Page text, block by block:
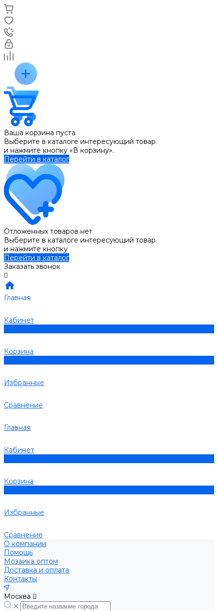
Ваша корзина пуста
Выберите в каталоге интересующий товар
и нажмите кнопку «В корзину».
Перейти в каталог
Отложенных товаров нет
Выберите в каталоге интересующий товар
и нажмите кнопку
Перейти в каталог
Заказать звонок
Главная
Кабинет
Корзина
Избранные
Сравнение
Главная
Кабинет
Корзина
Избранные
Сравнение
О компании
Помощь
Мозаика оптом
Доставка и оплата
Контакты
Москва